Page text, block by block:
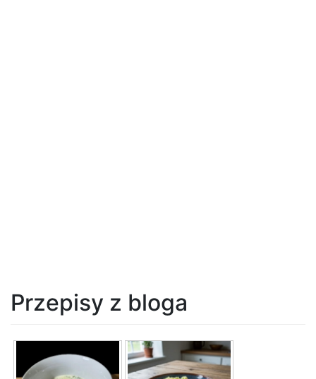
Przepisy z bloga